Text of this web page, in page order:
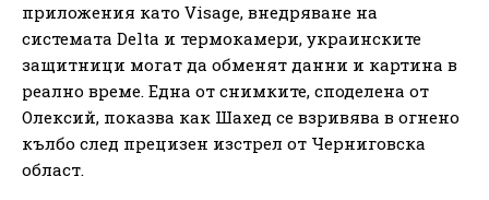
приложения като Visage, внедряване на
системата Delta и термокамери, украинските
защитници могат да обменят данни и картина в
реално време. Една от снимките, споделена от
Олексий, показва как Шахед се взривява в огнено
кълбо след прецизен изстрел от Черниговска
област.